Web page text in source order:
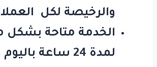
والرخيصة لكل
الخدمة متاحة بشكل
لمدة 24 ساعة باليوم .